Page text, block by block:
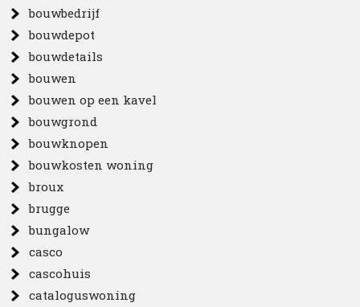
bouwbedrijf
bouwdepot
bouwdetails
bouwen
bouwen op een kavel
bouwgrond
bouwknopen
bouwkosten woning
broux
brugge
bungalow
casco
cascohuis
cataloguswoning